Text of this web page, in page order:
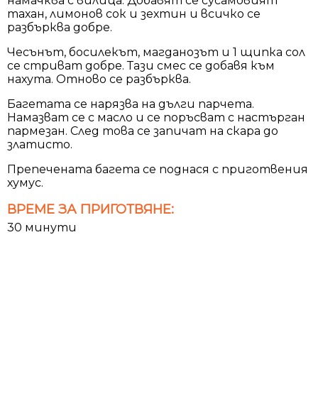
тахан, лимонов сок и зехтин и всичко се
разбърква добре.
Чесънът, босилекът, магданозът и 1 щипка сол
се стриват добре. Тази смес се добавя към
нахута. Отново се разбърква.
Багетата се нарязва на дълги парчета.
Намазват се с масло и се поръсват с настърган
пармезан. След това се запичат на скара до
златисто.
Препечената багета се поднася с приготвения
хумус.
ВРЕМЕ ЗА ПРИГОТВЯНЕ:
30 минути